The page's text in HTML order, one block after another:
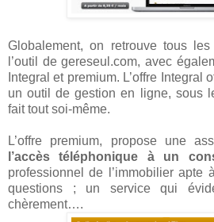
Globalement, on retrouve tous
l’outil de gereseul.com, avec
Integral et premium. L’offre Integral
un outil de gestion en ligne, sous
fait tout soi-même.
L’offre premium, propose une
l’accès téléphonique à un
professionnel de l’immobilier apte
questions ; un service qui
chèrement….